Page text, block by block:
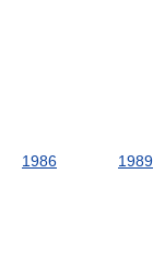
1986 1989